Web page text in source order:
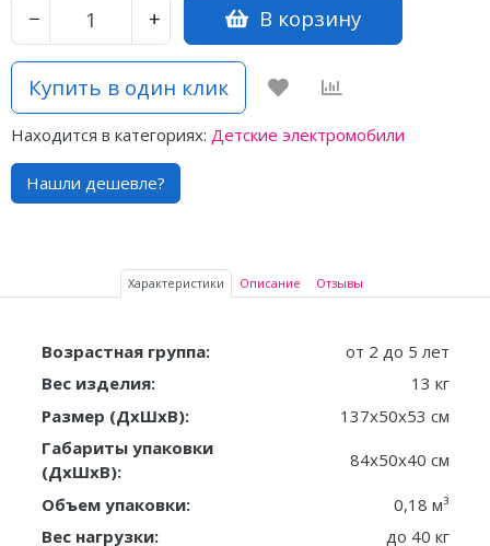
− + В корзину
Купить в один клик
Находится в категориях: Детские электромобили
Нашли дешевле?
Характеристики Описание Отзывы
Возрастная группа:
от 2 до 5 лет
Вес изделия:
13 кг
Размер (ДxШxВ):
137х50х53 см
Габариты упаковки
(ДxШxВ):
84x50x40 см
Объем упаковки:
0,18 м³
Вес нагрузки:
до 40 кг